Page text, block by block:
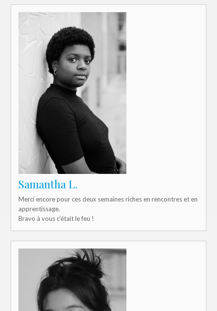
Samantha L.
Merci encore pour ces deux semaines riches en rencontres et en
apprentissage.
Bravo à vous c’était le feu !